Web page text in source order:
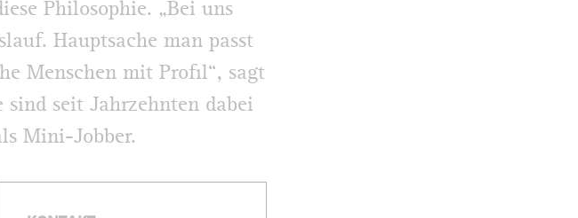
Philosophie. „Bei uns
Hauptsache man passt
Menschen mit Profil“, sagt
seit Jahrzehnten dabei
Mini-Jobber.